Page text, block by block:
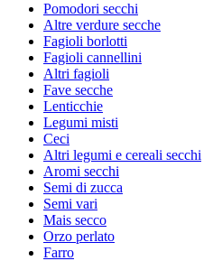
Pomodori secchi
Altre verdure secche
Fagioli borlotti
Fagioli cannellini
Altri fagioli
Fave secche
Lenticchie
Legumi misti
Ceci
Altri legumi e cereali secchi
Aromi secchi
Semi di zucca
Semi vari
Mais secco
Orzo perlato
Farro